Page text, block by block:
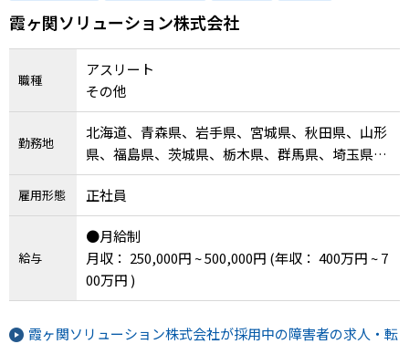
霞ヶ関ソリューション株式会社
職種
アスリート
その他
勤務地
北海道、青森県、岩手県、宮城県、秋田県、山形
県、福島県、茨城県、栃木県、群馬県、埼玉県、
千葉県、東京都、神奈川県、新潟県、富山県、石
川県、福井県、山梨県、長野県、岐阜県、静岡
県、愛知県、三重県、滋賀県、京都府、大阪府、
兵庫県、奈良県、和歌山県、鳥取県、島根県、岡
山県、広島県、山口県、徳島県、香川県、愛媛
県、高知県、福岡県、佐賀県、長崎県、熊本県、
大分県、宮崎県、鹿児島県、沖縄県
雇用形態 正社員
給与
●月給制
月収： 250,000円 ~ 500,000円 (年収： 400万円 ~ 7
00万円 )
霞ヶ関ソリューション株式会社が採用中の障害者の求人・転